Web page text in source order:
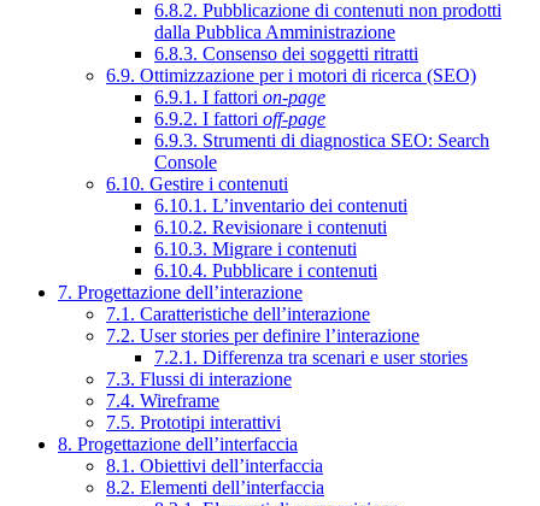
6.8.2. Pubblicazione di contenuti non prodotti
dalla Pubblica Amministrazione
6.8.3. Consenso dei soggetti ritratti
6.9. Ottimizzazione per i motori di ricerca (SEO)
6.9.1. I fattori on-page
6.9.2. I fattori off-page
6.9.3. Strumenti di diagnostica SEO: Search
Console
6.10. Gestire i contenuti
6.10.1. L’inventario dei contenuti
6.10.2. Revisionare i contenuti
6.10.3. Migrare i contenuti
6.10.4. Pubblicare i contenuti
7. Progettazione dell’interazione
7.1. Caratteristiche dell’interazione
7.2. User stories per definire l’interazione
7.2.1. Differenza tra scenari e user stories
7.3. Flussi di interazione
7.4. Wireframe
7.5. Prototipi interattivi
8. Progettazione dell’interfaccia
8.1. Obiettivi dell’interfaccia
8.2. Elementi dell’interfaccia